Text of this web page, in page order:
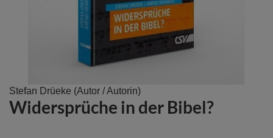
Stefan Drüeke (Autor / Autorin)
Widersprüche in der Bibel?
Zum
Anfang
der